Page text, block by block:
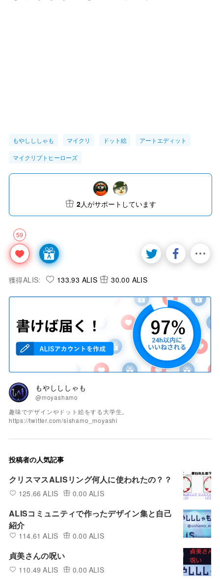
もやしししゃも マイクリ ドット絵 アートエディット
マイクリプトヒーローズ
59
2人がサポートしています
獲得ALIS: 133.93 ALIS 30.00 ALIS
もやしししゃも
@moyashamo
趣味でデザインやドット絵をする大学生。
https://twitter.com/sishamo_moyashi
投稿者の人気記事
クリスマスALISリング何人に使われたの？？
125.66 ALIS 0.00 ALIS
ALISコミュニティで作ったデザイン集と自己
紹介
114.61 ALIS 0.00 ALIS
貞美さんの呪い
110.49 ALIS 0.00 ALIS